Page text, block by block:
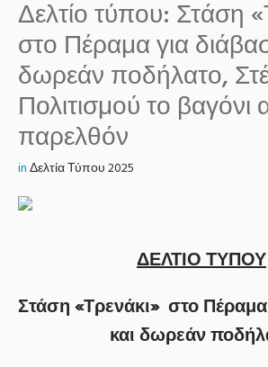
Δελτίο τύπου: Στάση
στο Πέραμα για
δωρεάν ποδήλατο,
Πολιτισμού το βαγόνι
παρελθόν
inΔελτία Τύπου 2025
ΔΕΛΤΙΟ ΤΥΠΟΥ
Στάση «Τρενάκι» στο
και δωρεάν